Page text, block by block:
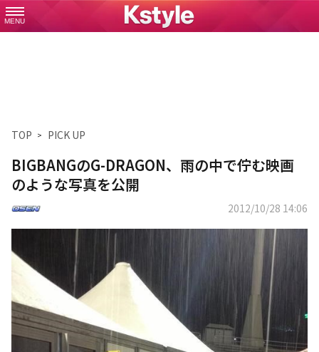
MENU
TOP PICK UP
BIGBANGのG-DRAGON、雨の中で佇む映画
のような写真を公開
2012/10/28 14:06